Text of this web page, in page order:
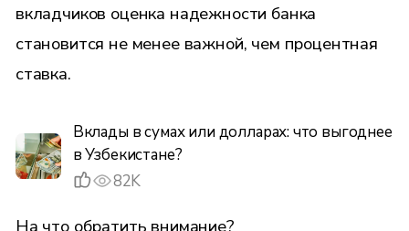
вкладчиков оценка надежности банка
становится не менее важной, чем процентная
ставка.
Вклады в сумах или долларах: что выгоднее
в Узбекистане?
82K